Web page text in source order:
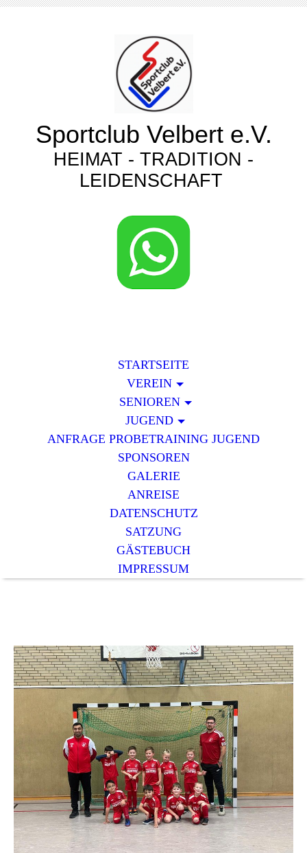
Sportclub Velbert e.V.
HEIMAT - TRADITION -
LEIDENSCHAFT
STARTSEITE
VEREIN
SENIOREN
JUGEND
ANFRAGE PROBETRAINING JUGEND
SPONSOREN
GALERIE
ANREISE
DATENSCHUTZ
SATZUNG
GÄSTEBUCH
IMPRESSUM